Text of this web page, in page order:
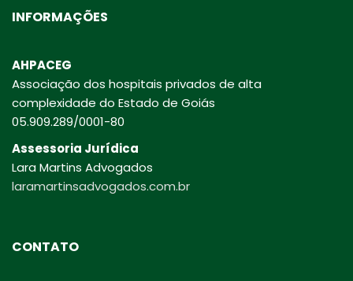
INFORMAÇÕES
AHPACEG
Associação dos hospitais privados de alta
complexidade do Estado de Goiás
05.909.289/0001-80
Assessoria Jurídica
Lara Martins Advogados
laramartinsadvogados.com.br
CONTATO